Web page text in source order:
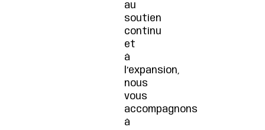
au
soutien
continu
et
à
l’expansion,
nous
vous
accompagnons
à